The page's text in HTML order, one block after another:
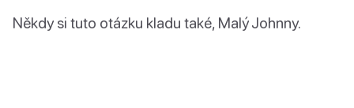
Někdy si tuto otázku kladu také, Malý Johnny.